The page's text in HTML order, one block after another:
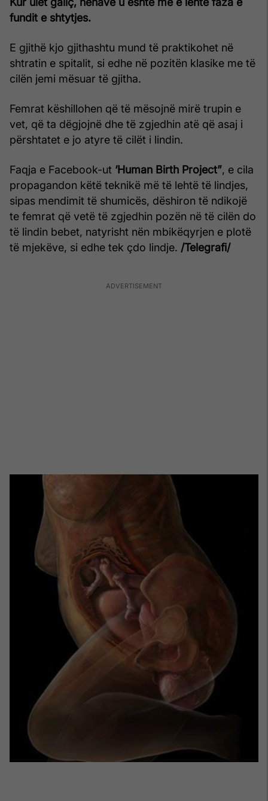
fundit e shtytjes.
E gjithë kjo gjithashtu mund të praktikohet në
shtratin e spitalit, si edhe në pozitën klasike me të
cilën jemi mësuar të gjitha.
Femrat këshillohen që të mësojnë mirë trupin e
vet, që ta dëgjojnë dhe të zgjedhin atë që asaj i
përshtatet e jo atyre të cilët i lindin.
Faqja e Facebook-ut ‘Human Birth Project”, e cila
propagandon këtë teknikë më të lehtë të lindjes,
sipas mendimit të shumicës, dëshiron të ndikojë
te femrat që vetë të zgjedhin pozën në të cilën do
të lindin bebet, natyrisht nën mbikëqyrjen e plotë
të mjekëve, si edhe tek çdo lindje. /Telegrafi/